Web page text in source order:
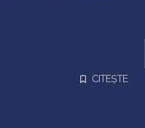
CITEȘTE